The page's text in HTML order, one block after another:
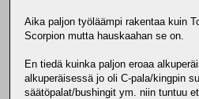
Aika paljon työläämpi rakentaa kuin
Scorpion mutta hauskaahan se on.
En tiedä kuinka paljon eroaa
alkuperäisessä jo oli C-pala/kingpin
säätöpalat/bushingit ym. niin tuntuu